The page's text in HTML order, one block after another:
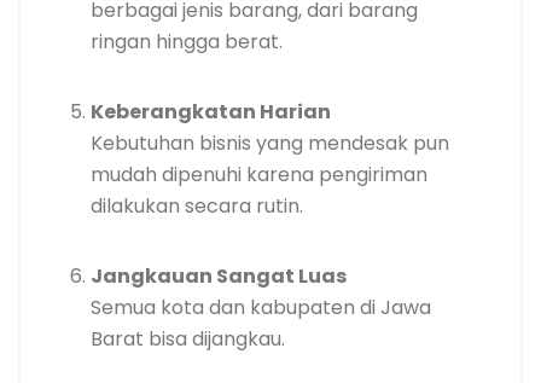
berbagai jenis barang, dari barang
ringan hingga berat.
Keberangkatan Harian
Kebutuhan bisnis yang mendesak pun
mudah dipenuhi karena pengiriman
dilakukan secara rutin.
Jangkauan Sangat Luas
Semua kota dan kabupaten di Jawa
Barat bisa dijangkau.